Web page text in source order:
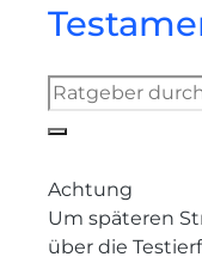
Achtung
Um späteren
über die